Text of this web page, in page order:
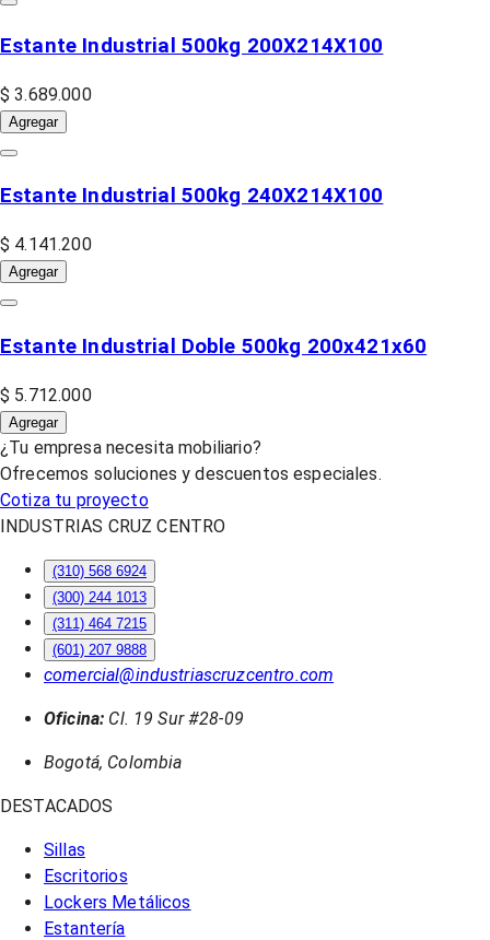
Estante Industrial 500kg 200X214X100
$ 3.689.000
Agregar
Estante Industrial 500kg 240X214X100
$ 4.141.200
Agregar
Estante Industrial Doble 500kg 200x421x60
$ 5.712.000
Agregar
¿Tu empresa necesita mobiliario?
Ofrecemos soluciones y descuentos especiales.
Cotiza tu proyecto
INDUSTRIAS CRUZ CENTRO
(310) 568 6924
(300) 244 1013
(311) 464 7215
(601) 207 9888
comercial@industriascruzcentro.com
Oficina: Cl. 19 Sur #28-09
Bogotá, Colombia
DESTACADOS
Sillas
Escritorios
Lockers Metálicos
Estantería